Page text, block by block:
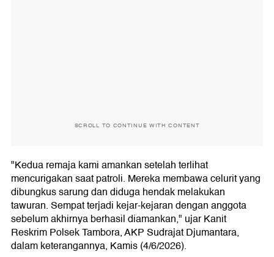
SCROLL TO CONTINUE WITH CONTENT
"Kedua remaja kami amankan setelah terlihat
mencurigakan saat patroli. Mereka membawa celurit yang
dibungkus sarung dan diduga hendak melakukan
tawuran. Sempat terjadi kejar-kejaran dengan anggota
sebelum akhirnya berhasil diamankan," ujar Kanit
Reskrim Polsek Tambora, AKP Sudrajat Djumantara,
dalam keterangannya, Kamis (4/6/2026).